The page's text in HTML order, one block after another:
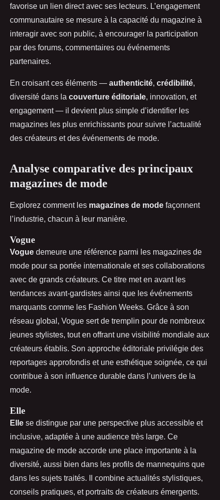
favorise un lien direct avec ses lecteurs. L’engagement
communautaire se mesure à la capacité du magazine à
interagir avec son public, à encourager la participation
par des forums, commentaires ou événements
partenaires.
En croisant ces éléments — authenticité, crédibilité,
diversité dans la couverture éditoriale, innovation, et
engagement — il devient plus simple d’identifier les
magazines les plus enrichissants pour suivre l’actualité
des créateurs et des événements de mode.
Analyse comparative des principaux
magazines de mode
Explorez comment les magazines de mode façonnent
l’industrie, chacun à leur manière.
Vogue
Vogue demeure une référence parmi les magazines de
mode pour sa portée internationale et ses collaborations
avec de grands créateurs. Ce titre met en avant les
tendances avant-gardistes ainsi que les événements
marquants comme les Fashion Weeks. Grâce à son
réseau global, Vogue sert de tremplin pour de nombreux
jeunes stylistes, tout en offrant une visibilité mondiale aux
créateurs établis. Son approche éditoriale privilégie des
reportages approfondis et une esthétique soignée, ce qui
contribue à son influence durable dans l’univers de la
mode.
Elle
Elle se distingue par une perspective plus accessible et
inclusive, adaptée à une audience très large. Ce
magazine de mode accorde une place importante à la
diversité, aussi bien dans les profils de mannequins que
dans les sujets traités. Il combine actualités stylistiques,
conseils pratiques, et portraits de créateurs émergents.